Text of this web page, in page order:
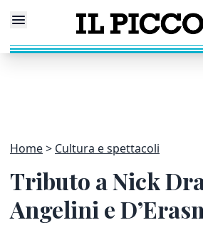
Home Cultura e spettacoli
Tributo a Nick
Angelini e